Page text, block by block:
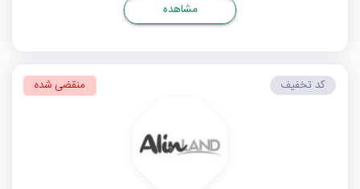
مشاهده
کد تخفیف منقضی شده